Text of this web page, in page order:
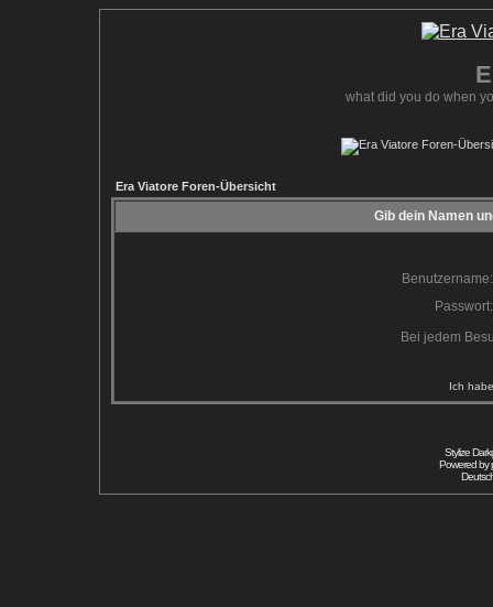
what did you do when
Era Viatore Foren-Übersicht
Gib dein Namen
Benutzername:
Passwort:
Bei jedem
Ich
Stylize
Powered by